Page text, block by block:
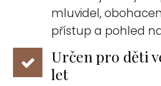
mluvidel,
přístup a pohled
Určen pro děti
let